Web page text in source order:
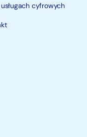
cyfrowych